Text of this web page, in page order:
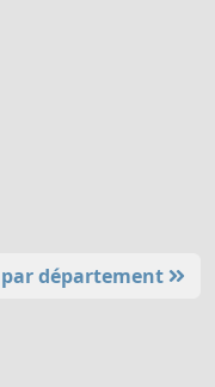
département